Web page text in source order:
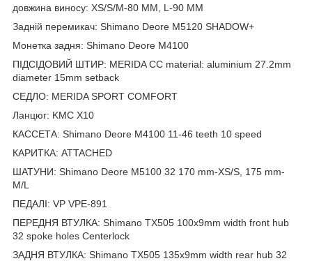
довжина виносу: XS/S/M-80 MM, L-90 MM
Задній перемикач: Shimano Deore M5120 SHADOW+
Монетка задня: Shimano Deore M4100
ПІДСІДОВИЙ ШТИР: MERIDA CC material: aluminium 27.2mm
diameter 15mm setback
СЕДЛО: MERIDA SPORT COMFORT
Ланцюг: KMC X10
КАССЕТА: Shimano Deore M4100 11-46 teeth 10 speed
КАРИТКА: ATTACHED
ШАТУНИ: Shimano Deore M5100 32 170 mm-XS/S, 175 mm-
M/L
ПЕДАЛІ: VP VPE-891
ПЕРЕДНЯ ВТУЛКА: Shimano TX505 100x9mm width front hub
32 spoke holes Centerlock
ЗАДНЯ ВТУЛКА: Shimano TX505 135x9mm width rear hub 32